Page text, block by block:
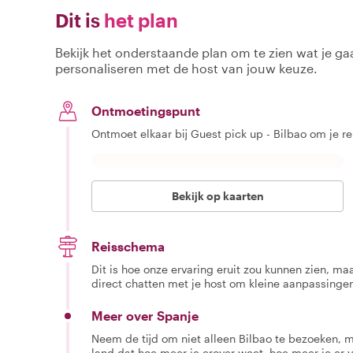
Dit is het plan
Bekijk het onderstaande plan om te zien wat je
personaliseren met de host van jouw keuze.
Ontmoetingspunt
Ontmoet elkaar bij Guest pick up - Bilbao om je
Bekijk op kaarten
Reisschema
Dit is hoe onze ervaring eruit zou kunnen zien,
direct chatten met je host om kleine
Meer over Spanje
Neem de tijd om niet alleen Bilbao te bezoeken,